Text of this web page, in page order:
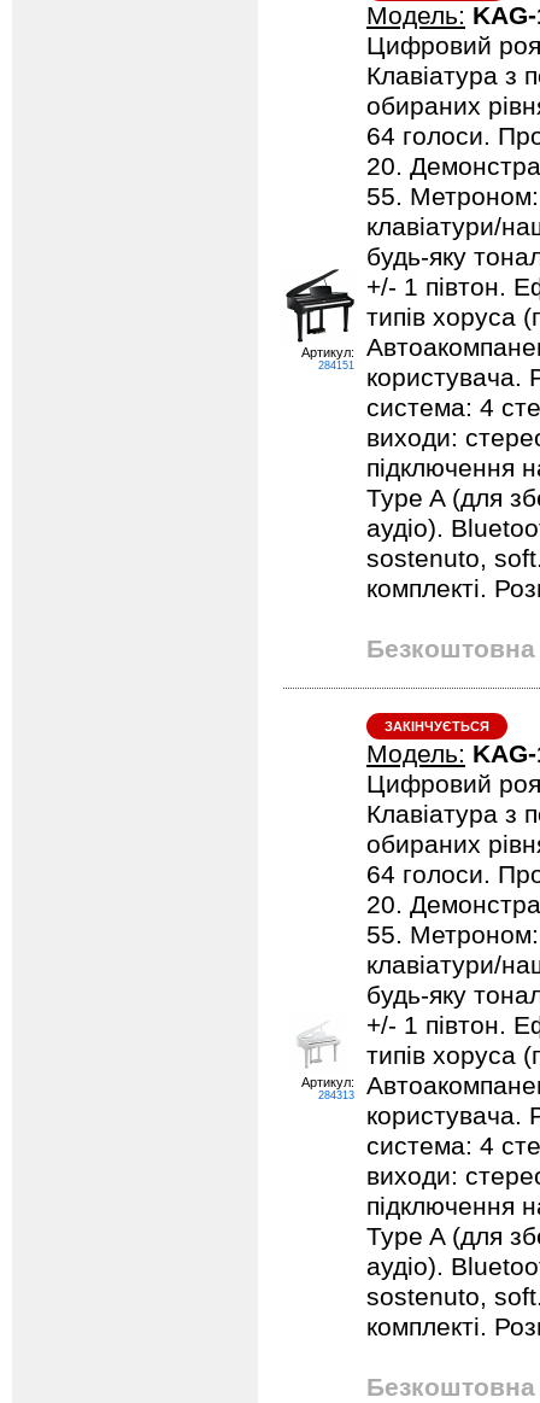
Артикул:
284151
Модель:
Цифровий
Клавіатура з
обираних
64 голоси.
20.
55. Метроном:
клавіатури/
будь-яку
+/- 1 півтон.
типів хоруса
користувача.
система: 4
виходи:
підключення
Type A (для
аудіо).
sostenuto,
комплекті.
Безкоштовна
Артикул:
284313
ЗАКІНЧУЄТЬСЯ
Модель:
Цифровий
Клавіатура з
обираних
64 голоси.
20.
55. Метроном:
клавіатури/
будь-яку
+/- 1 півтон.
типів хоруса
користувача.
система: 4
виходи:
підключення
Type A (для
аудіо).
sostenuto,
комплекті.
Безкоштовна